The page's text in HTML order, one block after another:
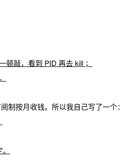
敲，看到 PID 再去 kill ；
制按月收钱。所以我自己写了一个：